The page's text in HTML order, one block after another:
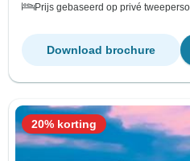
Prijs gebaseerd op privé
Download brochure
20% korting